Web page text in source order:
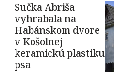
Sučka Abriša
vyhrabala na
Habánskom dvore
v Košolnej
keramickú plastiku
psa